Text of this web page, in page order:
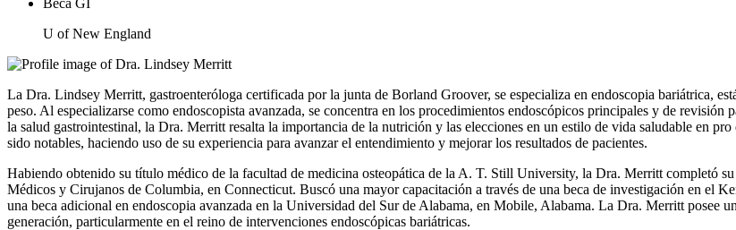
Beca GI
U of New England
La Dra. Lindsey Merritt, gastroenteróloga certificada por la junta de Borland Groover, se especializa en endoscopia bariátrica,
peso. Al especializarse como endoscopista avanzada, se concentra en los procedimientos endoscópicos principales y de
la salud gastrointestinal, la Dra. Merritt resalta la importancia de la nutrición y las elecciones en un estilo de vida saludable en
sido notables, haciendo uso de su experiencia para avanzar el entendimiento y mejorar los resultados de pacientes.
Habiendo obtenido su título médico de la facultad de medicina osteopática de la A. T. Still University, la Dra. Merritt completó
Médicos y Cirujanos de Columbia, en Connecticut. Buscó una mayor capacitación a través de una beca de investigación en el
una beca adicional en endoscopia avanzada en la Universidad del Sur de Alabama, en Mobile, Alabama. La Dra. Merritt posee
generación, particularmente en el reino de intervenciones endoscópicas bariátricas.